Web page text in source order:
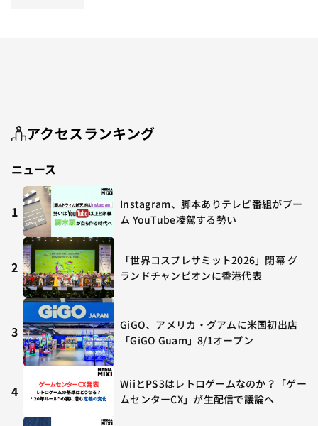
アクセスランキング
ニュース
1
Instagram、脚本ありテレビ番組がブー
ム YouTube凌駕する勢い
2
「世界コスプレサミット2026」閉幕 グ
ランドチャンピオンに香港代表
3
GiGO、アメリカ・グアムに米国初出店
「GiGO Guam」8/1オープン
4
WiiとPS3はレトロゲームなのか？「ゲー
ムセンターCX」が生配信で議論へ